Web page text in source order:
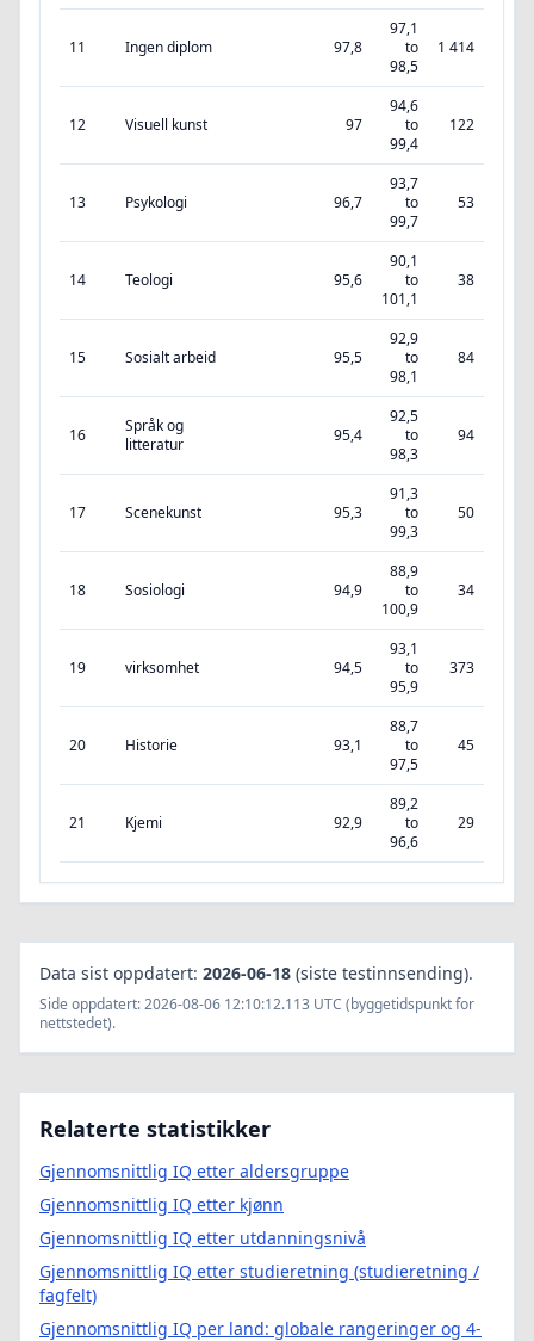
11 Ingen diplom 97,8
97,1
to
98,5
1 414
12 Visuell kunst 97
94,6
to
99,4
122
13 Psykologi 96,7
93,7
to
99,7
53
14 Teologi 95,6
90,1
to
101,1
38
15 Sosialt arbeid 95,5
92,9
to
98,1
84
16
Språk og
litteratur
95,4
92,5
to
98,3
94
17 Scenekunst 95,3
91,3
to
99,3
50
18 Sosiologi 94,9
88,9
to
100,9
34
19 virksomhet 94,5
93,1
to
95,9
373
20 Historie 93,1
88,7
to
97,5
45
21 Kjemi 92,9
89,2
to
96,6
29
Data sist oppdatert: 2026-06-18 (siste testinnsending).
Side oppdatert: 2026-08-06 12:10:12.113 UTC (byggetidspunkt for
nettstedet).
Relaterte statistikker
Gjennomsnittlig IQ etter aldersgruppe
Gjennomsnittlig IQ etter kjønn
Gjennomsnittlig IQ etter utdanningsnivå
Gjennomsnittlig IQ etter studieretning (studieretning /
fagfelt)
Gjennomsnittlig IQ per land: globale rangeringer og 4-